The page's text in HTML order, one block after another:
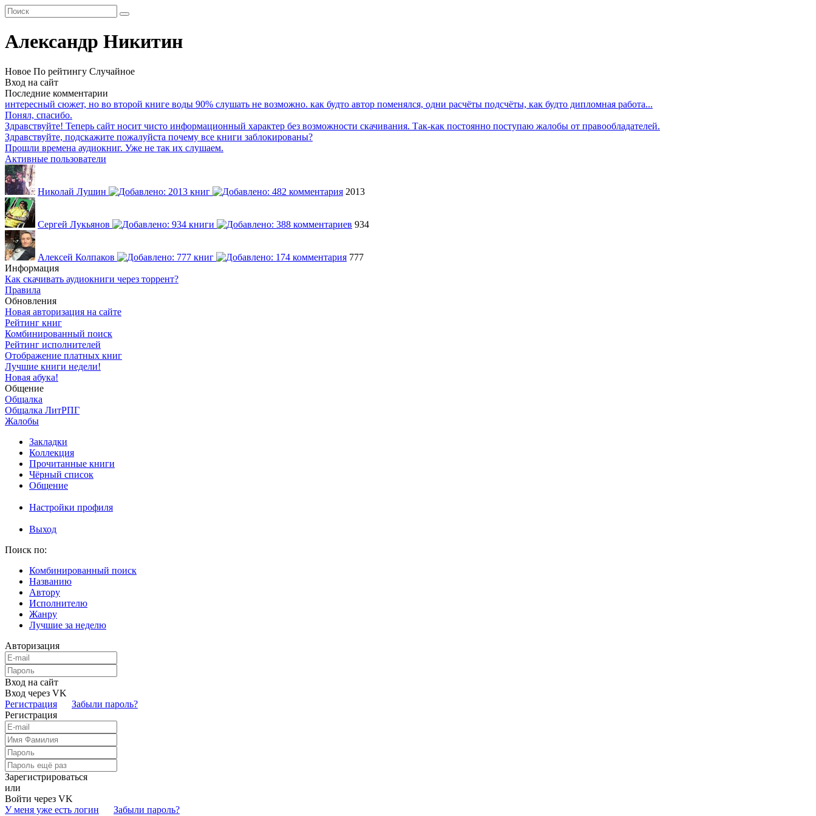
Александр Никитин
Новое По рейтингу Случайное
Вход на сайт
Последние комментарии
интересный сюжет, но во второй книге воды 90% слушать не возможно. как будто автор поменялся, одни расчёты подсчёты, как будто дипломная работа...
Понял, спасибо.
Здравствуйте! Теперь сайт носит чисто информационный характер без возможности скачивания. Так-как постоянно поступаю жалобы от правообладателей.
Здравствуйте, подскажите пожалуйста почему все книги заблокированы?
Прошли времена аудиокниг. Уже не так их слушаем.
Активные пользователи
Николай Лушин 2013
Сергей Лукьянов 934
Алексей Колпаков
777
Информация
Как скачивать аудиокниги через торрент?
Правила
Обновления
Новая авторизация на сайте
Рейтинг книг
Комбинированный поиск
Рейтинг исполнителей
Отображение платных книг
Лучшие книги недели!
Новая абука!
Общение
Общалка
Общалка ЛитРПГ
Жалобы
Закладки
Коллекция
Прочитанные книги
Чёрный список
Общение
Настройки профиля
Выход
Поиск по:
Комбинированный поиск
Названию
Автору
Исполнителю
Жанру
Лучшие за неделю
Авторизация
Вход на сайт
Вход через VK
Регистрация
Забыли пароль?
Регистрация
Зарегистрироваться
или
Войти через VK
У меня уже есть логин
Забыли пароль?